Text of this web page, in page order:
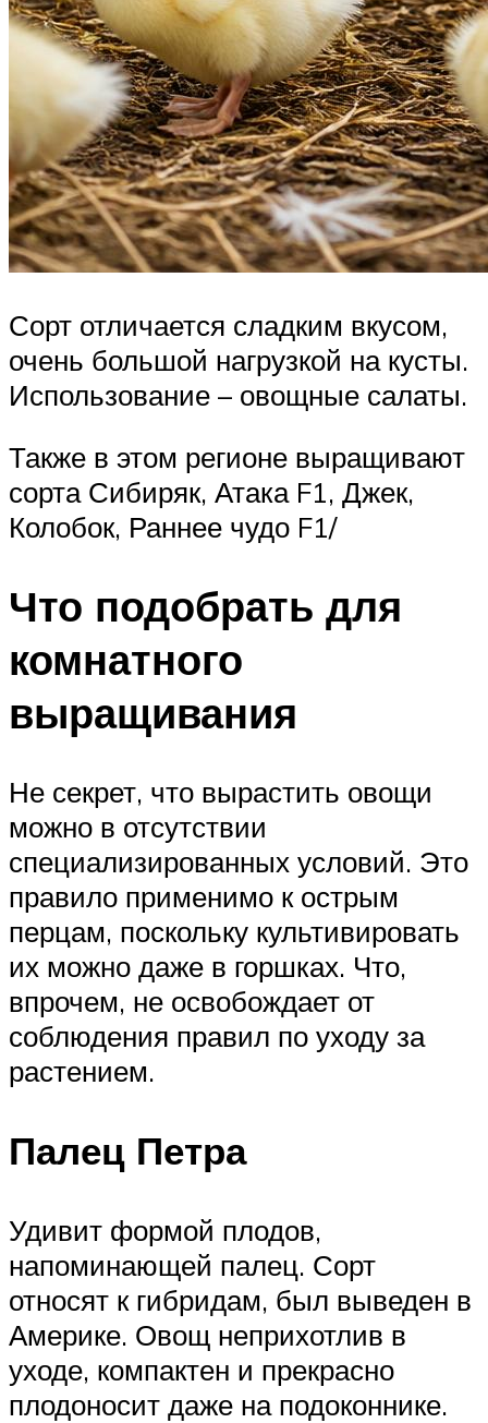
Сорт отличается сладким вкусом,
очень большой нагрузкой на кусты.
Использование – овощные салаты.
Также в этом регионе выращивают
сорта Сибиряк, Атака F1, Джек,
Колобок, Раннее чудо F1/
Что подобрать для
комнатного
выращивания
Не секрет, что вырастить овощи
можно в отсутствии
специализированных условий. Это
правило применимо к острым
перцам, поскольку культивировать
их можно даже в горшках. Что,
впрочем, не освобождает от
соблюдения правил по уходу за
растением.
Палец Петра
Удивит формой плодов,
напоминающей палец. Сорт
относят к гибридам, был выведен в
Америке. Овощ неприхотлив в
уходе, компактен и прекрасно
плодоносит даже на подоконнике.